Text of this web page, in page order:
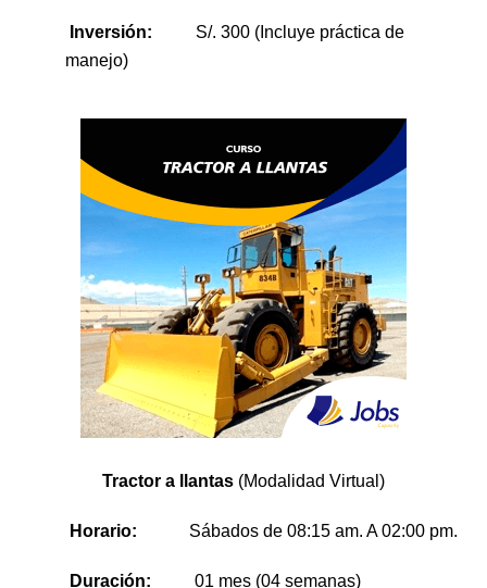
Inversión:
S/. 300 (Incluye práctica de
manejo)
Tractor a llantas (Modalidad Virtual)
Horario: Sábados de 08:15 am. A 02:00 pm.
Duración: 01 mes (04 semanas)